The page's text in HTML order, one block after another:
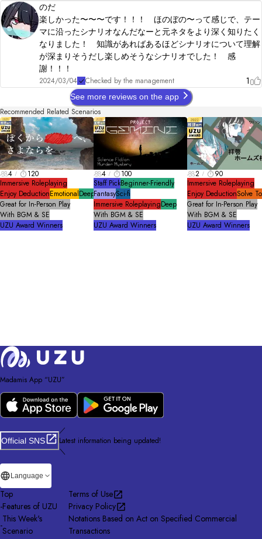
のだ
楽しかった〜〜〜です！！！ ほのぼの〜って感じで、テー
マに沿ったシナリオなんだなーと元ネタをより深く知りたく
なりました！ 知識があればあるほどシナリオについて理解
が深まりそうだし楽しめそうなシナリオでした！ 感
謝！！！
2024/03/04 Checked by the management 1
See more reviews on the app
Recommended Related Scenarios
4
120
Immersive Roleplaying
Enjoy DeductionEmotionalDeep
Great for In-Person Play
With BGM & SE
UZU Award Winners
4
100
Staff PickBeginner-Friendly
FantasySci-fi
Immersive RoleplayingDeep
With BGM & SE
UZU Award Winners
2
90
Immersive Roleplaying
Enjoy DeductionSolve
Great for In-Person Play
With BGM & SE
UZU Award Winners
Madamis App “UZU”
Official SNS
／
Latest information being updated!
＼
Language
Top
-Features of UZU
-
This Week's
Scenario
Terms of Use
Privacy Policy
Notations Based on Act on Specified Commercial
Transactions